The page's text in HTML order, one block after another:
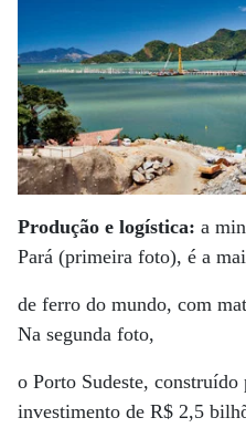
Produção e logística: a
Pará (primeira foto), é a
de ferro do mundo, com
Na segunda foto,
o Porto Sudeste,
investimento de R$ 2,5